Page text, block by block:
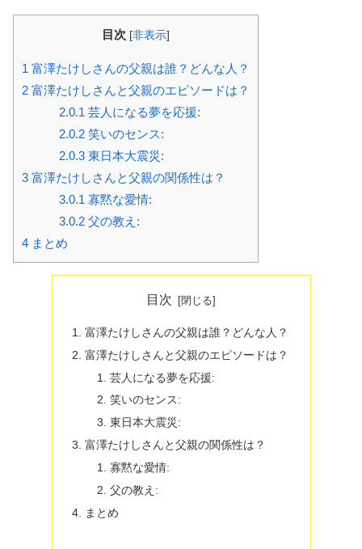
目次 [非表示]
1 富澤たけしさんの父親は誰？どんな人？
2 富澤たけしさんと父親のエピソードは？
2.0.1 芸人になる夢を応援:
2.0.2笑いのセンス:
2.0.3東日本大震災:
3 富澤たけしさんと父親の関係性は？
3.0.1 寡黙な愛情:
3.0.2父の教え:
4 まとめ
目次
富澤たけしさんの父親は誰？どんな人？
富澤たけしさんと父親のエピソードは？
芸人になる夢を応援:
笑いのセンス:
東日本大震災:
富澤たけしさんと父親の関係性は？
寡黙な愛情:
父の教え:
まとめ